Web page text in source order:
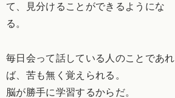
て、見分けることができるようにな
る。
毎日会って話している人のことであれ
ば、苦も無く覚えられる。
脳が勝手に学習するからだ。